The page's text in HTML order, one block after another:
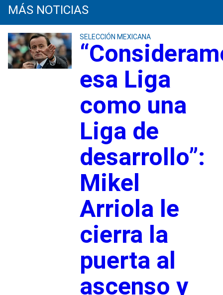
MÁS NOTICIAS
SELECCIÓN MEXICANA
esa Liga
como una
Liga de
desarrollo”:
Mikel
Arriola le
cierra la
puerta al
ascenso y